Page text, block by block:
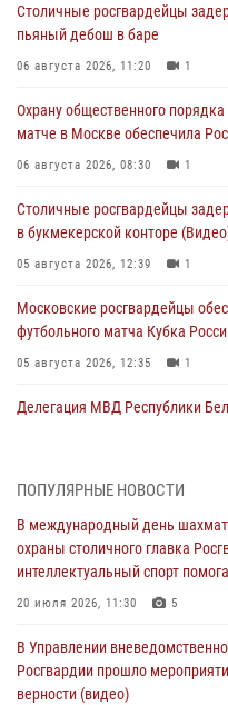
Столичные росгвардейцы
пьяный дебош в баре
06 августа 2026, 11:20 1
Охрану общественного
матче в Москве обеспечила
06 августа 2026, 08:30 1
Столичные росгвардейцы
в букмекерской конторе
05 августа 2026, 12:39 1
Московские росгвардейцы
футбольного матча Кубка
05 августа 2026, 12:35 1
Делегация МВД Республики
боевому самбо. (видео)
04 августа 2026, 14:00
Офицер Росгвардии стал
04 августа 2026, 12:28
ПОПУЛЯРНЫЕ НОВОСТИ
В международный день
охраны столичного главка
интеллектуальный спорт
20 июля 2026, 11:30 5
В Управлении
Росгвардии прошло
верности (видео)